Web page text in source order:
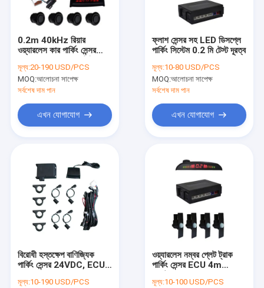
পণ্য
আমাদের সম্পর্কে
কারখানা ভ্রমণ
যোগাযোগ করুন
0.2m 40kHz রিয়ার
ওয়্যারলেস কার পার্কিং সেন্সর
মূল্য:20-190 USD/PCS
MOQ:আলোচনা সাপেক্ষ
সর্বশেষ দাম পান
এখন যোগাযোগ
ফ্লাশ সেন্সর সহ LED ডিসপ্লে
পার্কিং সিস্টেম 0.2 মি টেস্ট দূরত্ব
মূল্য:10-80 USD/PCS
MOQ:আলোচনা সাপেক্ষ
সর্বশেষ দাম পান
এখন যোগাযোগ
বিরোধী হস্তক্ষেপ বাণিজ্যিক
পার্কিং সেন্সর 24VDC, ECU
মূল্য:10-190 USD/PCS
ওয়্যারলেস নম্বর প্লেট ট্রাক
পার্কিং সেন্সর ECU 4m
মূল্য:10-100 USD/PCS